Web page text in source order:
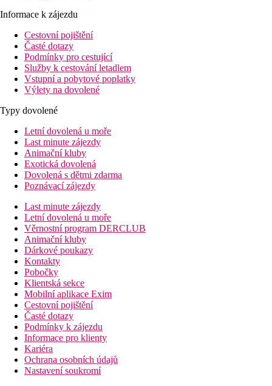
Informace k zájezdu
Cestovní pojištění
Časté dotazy
Podmínky pro cestující
Služby k cestování letadlem
Vstupní a pobytové poplatky
Výlety na dovolené
Typy dovolené
Letní dovolená u moře
Last minute zájezdy
Animační kluby
Exotická dovolená
Dovolená s dětmi zdarma
Poznávací zájezdy
Last minute zájezdy
Letní dovolená u moře
Věrnostní program DERCLUB
Animační kluby
Dárkové poukazy
Kontakty
Pobočky
Klientská sekce
Mobilní aplikace Exim
Cestovní pojištění
Časté dotazy
Podmínky k zájezdu
Informace pro klienty
Kariéra
Ochrana osobních údajů
Nastavení soukromí